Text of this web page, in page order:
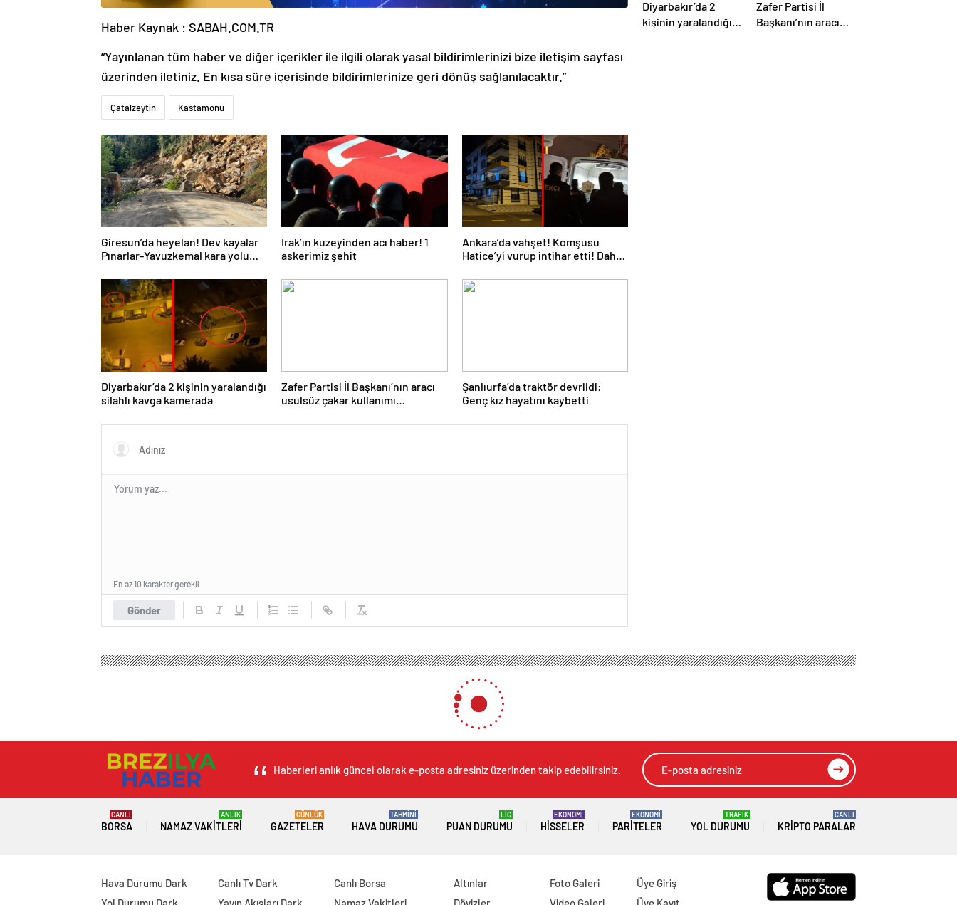
Haber Kaynak : SABAH.COM.TR
“Yayınlanan tüm haber ve diğer içerikler ile ilgili olarak yasal bildirimlerinizi bize iletişim sayfası
üzerinden iletiniz. En kısa süre içerisinde bildirimlerinize geri dönüş sağlanılacaktır.”
Çatalzeytin Kastamonu
Giresun’da heyelan! Dev kayalar
Pınarlar-Yavuzkemal kara yolu
Irak’ın kuzeyinden acı haber! 1
askerimiz şehit
Ankara’da vahşet! Komşusu
Hatice’yi vurup intihar etti! Daha
Diyarbakır’da 2 kişinin yaralandığı
silahlı kavga kamerada
Zafer Partisi İl Başkanı’nın aracı
usulsüz çakar kullanımı
Şanlıurfa’da traktör devrildi:
Genç kız hayatını kaybetti
Gönder
En az 10 karakter gerekli
Diyarbakır’da 2
kişinin yaralandığı
Zafer Partisi İl
Başkanı’nın aracı
Kağıthane’de markete silahlı saldırı
HABERLERİ